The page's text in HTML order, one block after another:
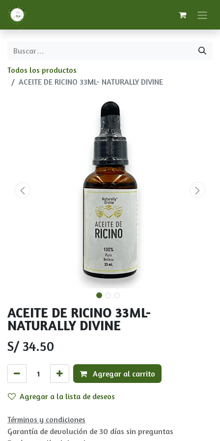
Todos los productos
ACEITE DE RICINO 33ML- NATURALLY DIVINE
ACEITE DE RICINO 33ML-
NATURALLY DIVINE
S/34.50
Agregar al carrito
Agregar a la lista de deseos
Términos y condiciones
Garantía de devolución de 30 días sin preguntas